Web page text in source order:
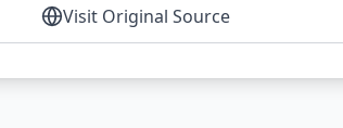
Visit Original Source